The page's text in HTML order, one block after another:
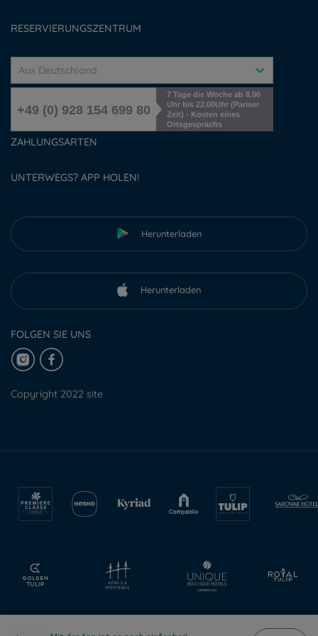
RESERVIERUNGSZENTRUM
Aus Deutschland
+49 (0) 928 154 699 80
7 Tage die Woche ab 8.00
Uhr bis 22.00Uhr (Pariser
Zeit) - Kosten eines
Ortsgesprächs
ZAHLUNGSARTEN
UNTERWEGS? APP HOLEN!
Herunterladen
Herunterladen
FOLGEN SIE UNS
Copyright 2022 site